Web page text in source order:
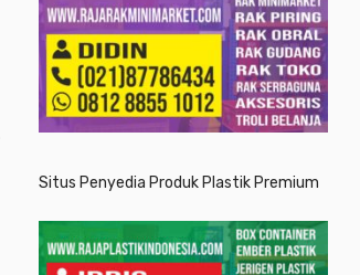
Situs Penyedia Produk Plastik Premium